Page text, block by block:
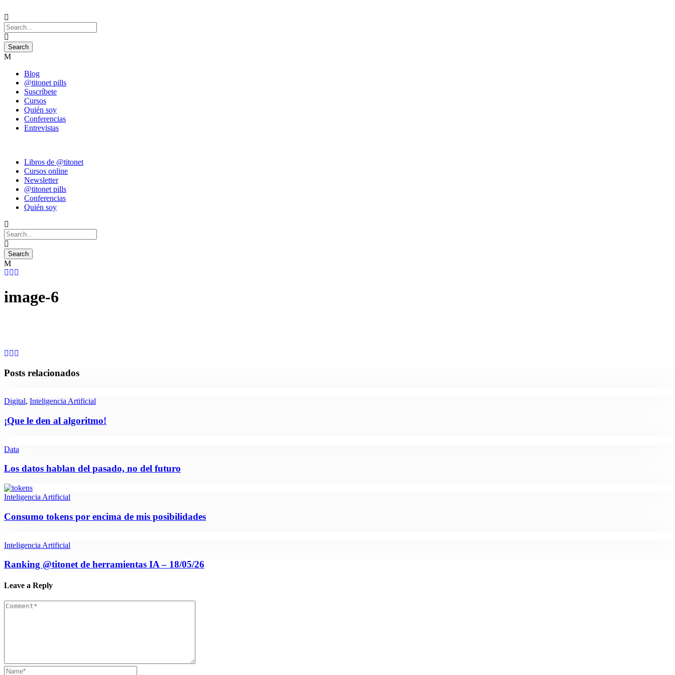
Blog
@titonet pills
Suscríbete
Cursos
Quién soy
Conferencias
Entrevistas
Libros de @titonet
Cursos online
Newsletter
@titonet pills
Conferencias
Quién soy
image-6
Posts relacionados
Digital, Inteligencia Artificial
¡Que le den al algoritmo!
Data
Los datos hablan del pasado, no del futuro
Inteligencia Artificial
Consumo tokens por encima de mis posibilidades
Inteligencia Artificial
Ranking @titonet de herramientas IA – 18/05/26
Leave a Reply